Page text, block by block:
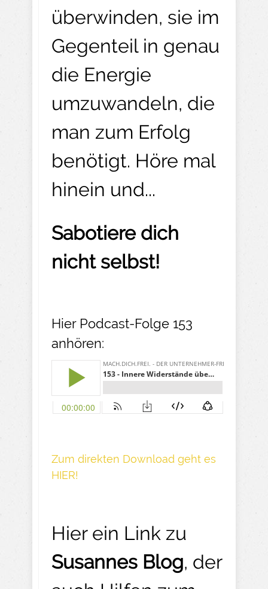
überwinden, sie im
Gegenteil in genau
die Energie
umzuwandeln, die
man zum Erfolg
benötigt. Höre mal
hinein und...
Sabotiere dich
nicht selbst!
Hier Podcast-Folge 153
anhören:
Z um direkte n Download geh t es
HIER!
Hier ein Link zu
Susannes Blog, der